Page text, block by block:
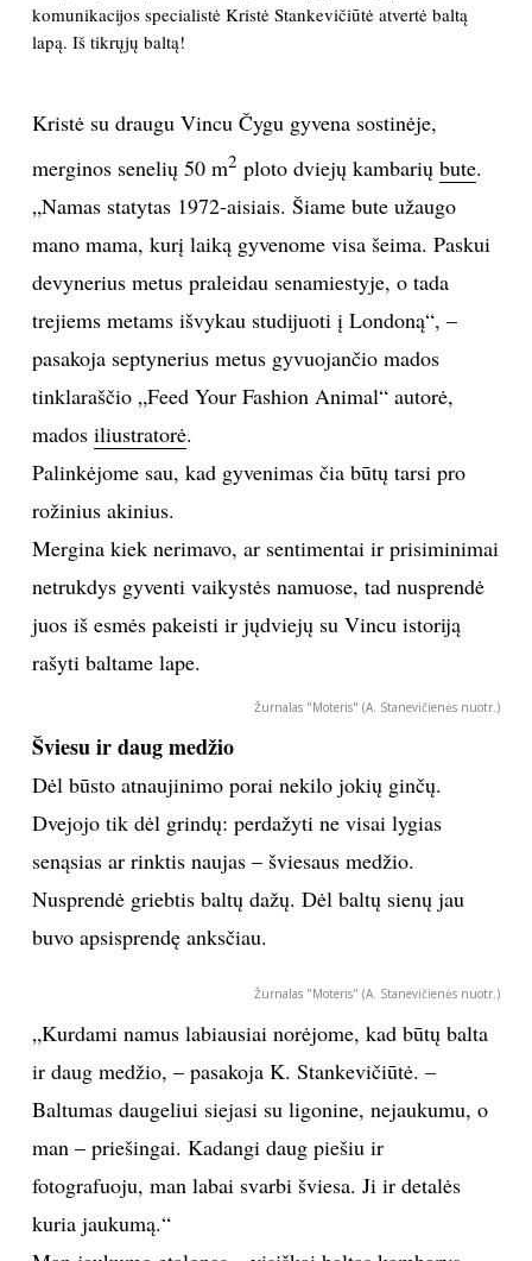
KULTŪRA
KINAS
TEATRAS
SPORTAS
FOTOGRAFIJA
ORAI
ĮDOMYBĖS
KNYGOS
INTERJERAS
NAMAI
RECEPTAI
NELAIMĖS
KONTAKTAI
komunikacijos specialistė Kristė Stankevičiūtė atvertė baltą
lapą. Iš tikrųjų baltą!
Kristė su draugu Vincu Čygu gyvena sostinėje,
merginos senelių 50 m2 ploto dviejų kambarių bute.
„Namas statytas 1972-aisiais. Šiame bute užaugo
mano mama, kurį laiką gyvenome visa šeima. Paskui
devynerius metus praleidau senamiestyje, o tada
trejiems metams išvykau studijuoti į Londoną“, –
pasakoja septynerius metus gyvuojančio mados
tinklaraščio „Feed Your Fashion Animal“ autorė,
mados iliustratorė.
Palinkėjome sau, kad gyvenimas čia būtų tarsi pro
rožinius akinius.
Mergina kiek nerimavo, ar sentimentai ir prisiminimai
netrukdys gyventi vaikystės namuose, tad nusprendė
juos iš esmės pakeisti ir jųdviejų su Vincu istoriją
rašyti baltame lape.
Žurnalas "Moteris" (A. Stanevičienės nuotr.)
Šviesu ir daug medžio
Dėl būsto atnaujinimo porai nekilo jokių ginčų.
Dvejojo tik dėl grindų: perdažyti ne visai lygias
senąsias ar rinktis naujas – šviesaus medžio.
Nusprendė griebtis baltų dažų. Dėl baltų sienų jau
buvo apsisprendę anksčiau.
Žurnalas "Moteris" (A. Stanevičienės nuotr.)
„Kurdami namus labiausiai norėjome, kad būtų balta
ir daug medžio, – pasakoja K. Stankevičiūtė. –
Baltumas daugeliui siejasi su ligonine, nejaukumu, o
man – priešingai. Kadangi daug piešiu ir
fotografuoju, man labai svarbi šviesa. Ji ir detalės
kuria jaukumą.“